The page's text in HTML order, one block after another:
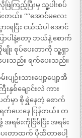
ကြည့်ပြီးမှ သူ့ပါးစပ်
းတယ်။ ““အောင်မလေး
ရပြီး ငယ်သံပါ အောင်
ပါနဲ့တော့ ဘယ်နဲ့ စောက်
ျိုး စုပ်ပေးတာကို သူ့ရှာ
သည်။ ရက်ပေးသည်။
ျဉ်းသားပျော့ပျော့အိ
နှစ်ချောင်းလဲ ကား
မှာ စိုရွှဲနေတဲ့ စောက်
ပေးနေ ပြန်တယ်။ တ
မ်းကိုငြိမ်ပြီး အရမ်း
းတာထက် ပိုထိတာပေါ့